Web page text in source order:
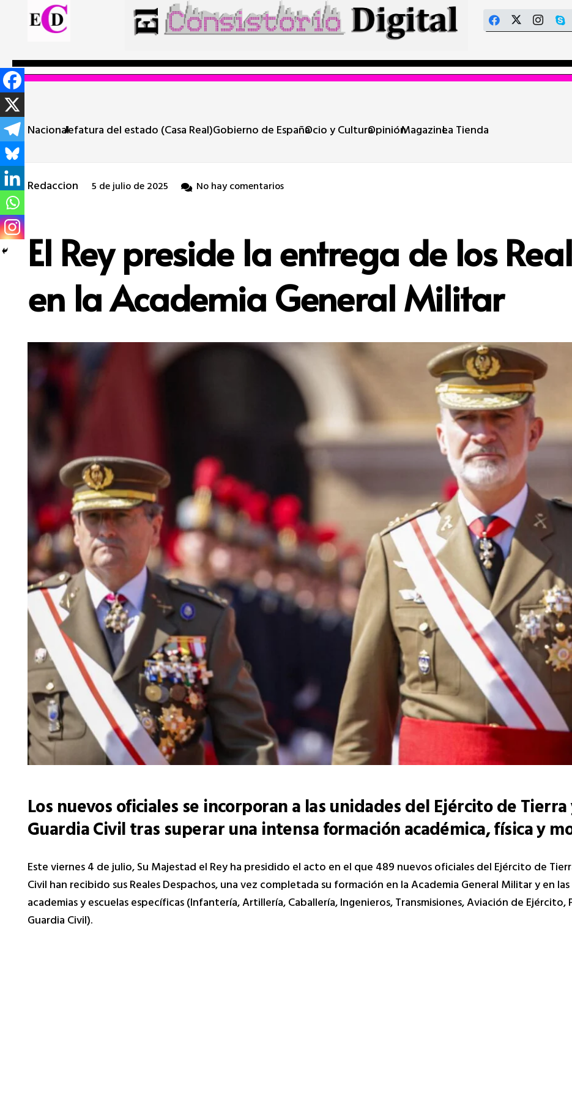
NacionalJefatura del estado (Casa Real)Gobierno de EspañaOcio y CulturaOpiniónMagazineLa Tienda
Redaccion 5 de julio de 2025 No hay comentarios
El Rey preside la entrega de los
en la Academia General Militar
Los nuevos oficiales se incorporan a las unidades del Ejército de
Guardia Civil tras superar una intensa formación académica, física y
Este viernes 4 de julio, Su Majestad el Rey ha presidido el acto en el que 489 nuevos oficiales del Ejército de
Civil han recibido sus Reales Despachos, una vez completada su formación en la Academia General Militar y en
academias y escuelas específicas (Infantería, Artillería, Caballería, Ingenieros, Transmisiones, Aviación de
Guardia Civil).